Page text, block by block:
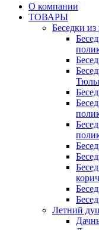
О компании
ТОВАРЫ
Беседки из
Летний